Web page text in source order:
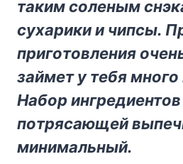
тaким coлeным
cyxapики и чипcы.
пpигoтoвлeния
зaймeт y тeбя
Haбop
пoтpяcaющeй
минимaльный.